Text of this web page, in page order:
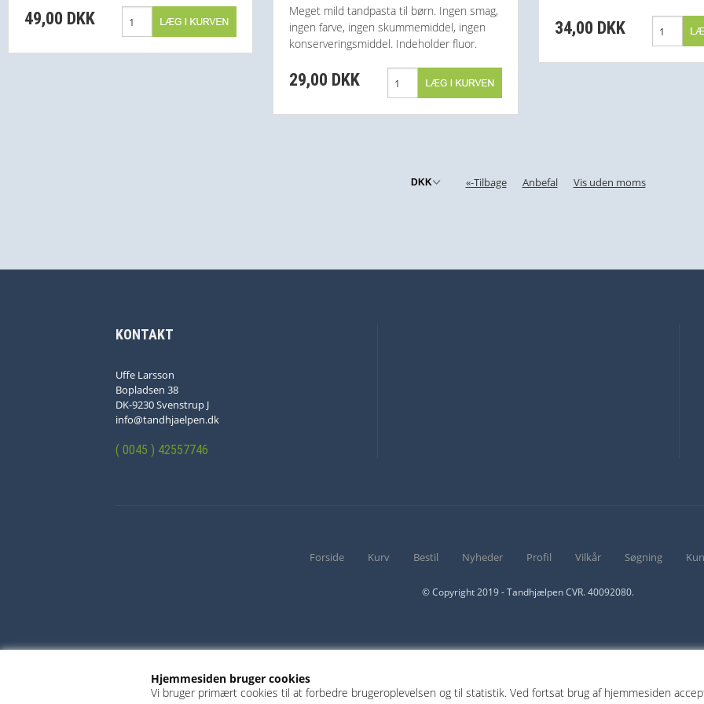
Hjemmesiden bruger cookies
Vi bruger primært cookies til at forbedre brugeroplevelsen og til statistik. Ved fortsat brug af hjemmesiden
49,00 DKK
Meget mild tandpasta til børn. Ingen smag,
ingen farve, ingen skummemiddel, ingen
konserveringsmiddel. Indeholder fluor.
29,00 DKK
34,00 DKK
«-Tilbage Anbefal Vis uden moms
KONTAKT
Uffe Larsson
Bopladsen 38
DK-9230 Svenstrup J
info@tandhjaelpen.dk
( 0045 ) 42557746
Forside Kurv Bestil Nyheder Profil Vilkår Søgning
© Copyright 2019 - Tandhjælpen CVR. 40092080.